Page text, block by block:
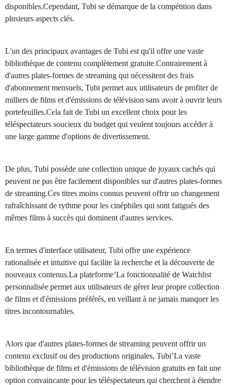
disponibles.Cependant, Tubi se démarque de la compétition dans
plusieurs aspects clés.
L'un des principaux avantages de Tubi est qu'il offre une vaste
bibliothèque de contenu complètement gratuite.Contrairement à
d'autres plates-formes de streaming qui nécessitent des frais
d'abonnement mensuels, Tubi permet aux utilisateurs de profiter de
milliers de films et d'émissions de télévision sans avoir à ouvrir leurs
portefeuilles.Cela fait de Tubi un excellent choix pour les
téléspectateurs soucieux du budget qui veulent toujours accéder à
une large gamme d'options de divertissement.
De plus, Tubi possède une collection unique de joyaux cachés qui
peuvent ne pas être facilement disponibles sur d'autres plates-formes
de streaming.Ces titres moins connus peuvent offrir un changement
rafraîchissant de rythme pour les cinéphiles qui sont fatigués des
mêmes films à succès qui dominent d'autres services.
En termes d'interface utilisateur, Tubi offre une expérience
rationalisée et intuitive qui facilite la recherche et la découverte de
nouveaux contenus.La plateforme’La fonctionnalité de Watchlist
personnalisée permet aux utilisateurs de gérer leur propre collection
de films et d'émissions préférés, en veillant à ne jamais manquer les
titres incontournables.
Alors que d'autres plates-formes de streaming peuvent offrir un
contenu exclusif ou des productions originales, Tubi’La vaste
bibliothèque de films et d'émissions de télévision gratuits en fait une
option convaincante pour les téléspectateurs qui cherchent à étendre